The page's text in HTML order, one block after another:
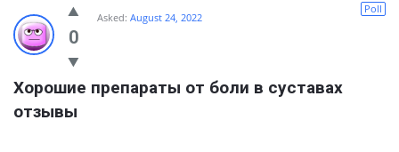
0
Poll
Asked: August 24, 2022
Хорошие препараты от боли в суставах
отзывы